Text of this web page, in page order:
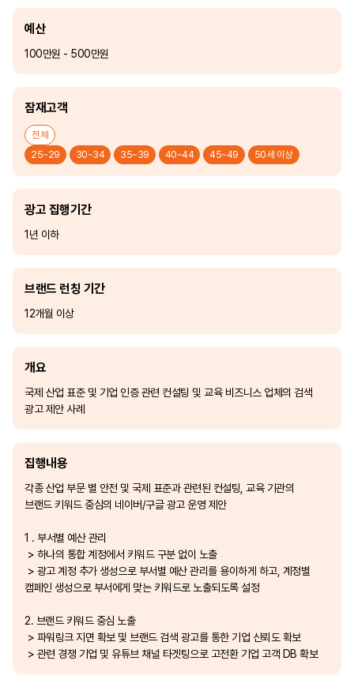
예산
100만원 - 500만원
잠재고객
전체
25~29
30~34 35~39 40~44 45~49 50세 이상
광고 집행기간
1년 이하
브랜드 런칭 기간
12개월 이상
개요
국제 산업 표준 및 기업 인증 관련 컨설팅 및 교육 비즈니스 업체의 검색
광고 제안 사례
집행내용
각종 산업 부문 별 안전 및 국제 표준과 관련된 컨설팅, 교육 기관의
브랜드 키워드 중심의 네이버/구글 광고 운영 제안
1 . 부서별 예산 관리
> 하나의 통합 계정에서 키워드 구분 없이 노출
> 광고 계정 추가 생성으로 부서별 예산 관리를 용이하게 하고, 계정별
캠페인 생성으로 부서에게 맞는 키워드로 노출되도록 설정
2. 브랜드 키워드 중심 노출
> 파워링크 지면 확보 및 브랜드 검색 광고를 통한 기업 신뢰도 확보
> 관련 경쟁 기업 및 유튜브 채널 타겟팅으로 고전환 기업 고객 DB 확보